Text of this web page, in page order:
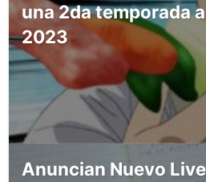
una 2da temporada
2023
Anuncian Nuevo